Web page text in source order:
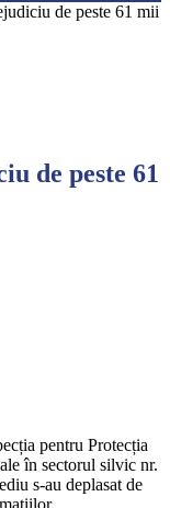
de peste 61 mii
de peste 61
pentru Protecția
în sectorul silvic nr.
s-au deplasat de